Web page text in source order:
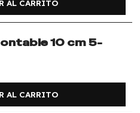
AL CARRITO
10 cm 5-
AL CARRITO